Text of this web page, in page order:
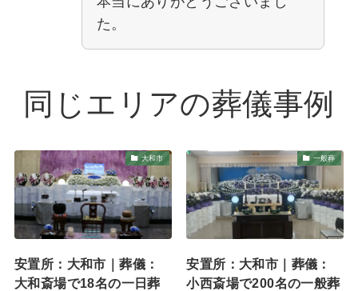
た。
同じエリアの葬儀事例
大和市
安置所：大和市｜葬儀：
大和斎場で18名の一日葬
一般葬
安置所：大和市｜葬儀：
小西斎場で200名の一般葬